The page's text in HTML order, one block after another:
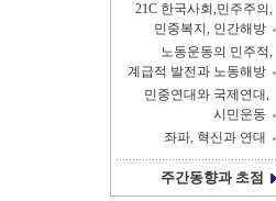
21C 한국사회,민주주의,
민중복지, 인간해방
노동운동의 민주적,
계급적 발전과 노동해방
민중연대와 국제연대,
시민운동
좌파, 혁신과 연대
주간동향과 초점